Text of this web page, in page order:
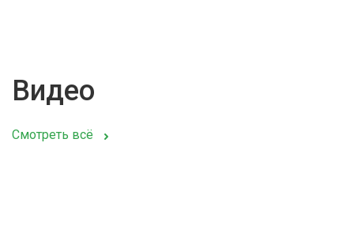
Видео
Смотреть всё